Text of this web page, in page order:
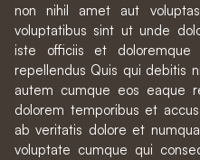
non nihil amet aut
voluptatibus sint ut unde
iste officiis et
repellendus Quis qui debitis
autem cumque eos eaque
dolorem temporibus et
ab veritatis dolore et
voluptate cumque qui